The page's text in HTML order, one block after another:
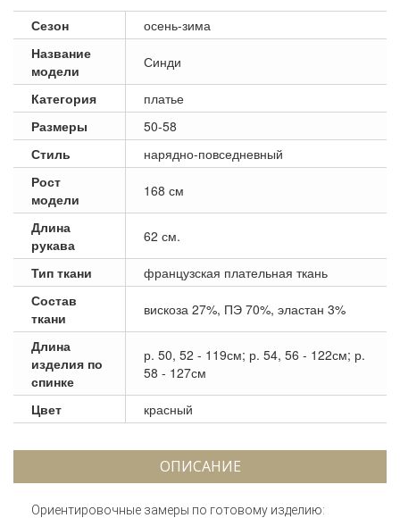
Сезон
осень-зима
Название
модели
Синди
Категория
платье
Размеры
50-58
Стиль
нарядно-повседневный
Рост
модели
168 см
Длина
рукава
62 см.
Тип ткани
французская плательная ткань
Состав
ткани
вискоза 27%, ПЭ 70%, эластан 3%
Длина
изделия по
спинке
р. 50, 52 - 119см; р. 54, 56 - 122см; р.
58 - 127см
Цвет красный
ОПИСАНИЕ
Ориентировочные замеры по готовому изделию: